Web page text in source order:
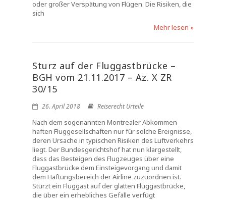
oder großer Verspätung von Flügen. Die Risiken, die
sich
Mehr lesen »
Sturz auf der Fluggastbrücke –
BGH vom 21.11.2017 – Az. X ZR
30/15
26. April 2018 Reiserecht Urteile
Nach dem sogenannten Montrealer Abkommen
haften Fluggesellschaften nur für solche Ereignisse,
deren Ursache in typischen Risiken des Luftverkehrs
liegt. Der Bundesgerichtshof hat nun klargestellt,
dass das Besteigen des Flugzeuges über eine
Fluggastbrücke dem Einsteigevorgang und damit
dem Haftungsbereich der Airline zuzuordnen ist.
Stürzt ein Fluggast auf der glatten Fluggastbrücke,
die über ein erhebliches Gefälle verfügt